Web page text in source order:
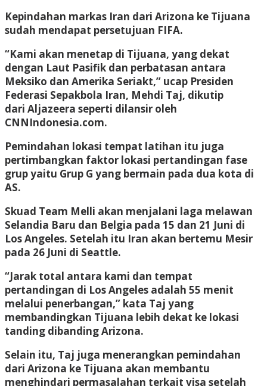
Kepindahan markas Iran dari Arizona ke Tijuana
sudah mendapat persetujuan FIFA.
“Kami akan menetap di Tijuana, yang dekat
dengan Laut Pasifik dan perbatasan antara
Meksiko dan Amerika Seriakt,” ucap Presiden
Federasi Sepakbola Iran, Mehdi Taj, dikutip
dari Aljazeera seperti dilansir oleh
CNNIndonesia.com.
Pemindahan lokasi tempat latihan itu juga
pertimbangkan faktor lokasi pertandingan fase
grup yaitu Grup G yang bermain pada dua kota di
AS.
Skuad Team Melli akan menjalani laga melawan
Selandia Baru dan Belgia pada 15 dan 21 Juni di
Los Angeles. Setelah itu Iran akan bertemu Mesir
pada 26 Juni di Seattle.
“Jarak total antara kami dan tempat
pertandingan di Los Angeles adalah 55 menit
melalui penerbangan,” kata Taj yang
membandingkan Tijuana lebih dekat ke lokasi
tanding dibanding Arizona.
Selain itu, Taj juga menerangkan pemindahan
dari Arizona ke Tijuana akan membantu
menghindari permasalahan terkait visa setelah